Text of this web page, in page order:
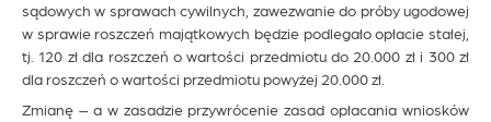
sądowych w sprawach cywilnych, zawezwanie do próby ugodowej
w sprawie roszczeń majątkowych będzie podlegało opłacie stałej,
tj. 120 zł dla roszczeń o wartości przedmiotu do 20.000 zł i 300 zł
dla roszczeń o wartości przedmiotu powyżej 20.000 zł.
Zmianę – a w zasadzie przywrócenie zasad opłacania wniosków